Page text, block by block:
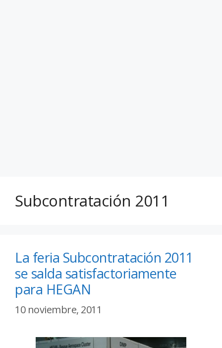
Subcontratación 2011
La feria Subcontratación 2011
se salda satisfactoriamente
para HEGAN
10 noviembre, 2011